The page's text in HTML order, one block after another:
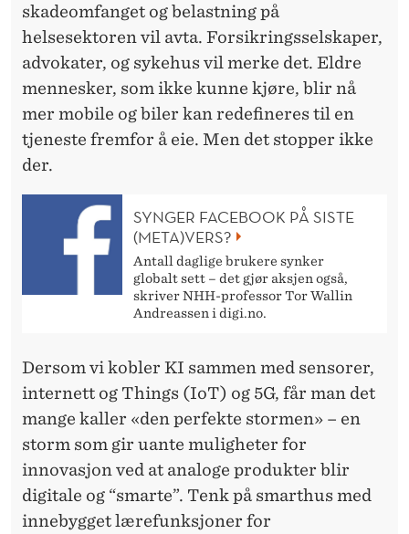
skadeomfanget og belastning på
helsesektoren vil avta. Forsikringsselskaper,
advokater, og sykehus vil merke det. Eldre
mennesker, som ikke kunne kjøre, blir nå
mer mobile og biler kan redefineres til en
tjeneste fremfor å eie. Men det stopper ikke
der.
SYNGER FACEBOOK PÅ SISTE
(META)VERS?
Antall daglige brukere synker
globalt sett – det gjør aksjen også,
skriver NHH-professor Tor Wallin
Andreassen i digi.no.
Dersom vi kobler KI sammen med sensorer,
internett og Things (IoT) og 5G, får man det
mange kaller «den perfekte stormen» – en
storm som gir uante muligheter for
innovasjon ved at analoge produkter blir
digitale og “smarte”. Tenk på smarthus med
innebygget lærefunksjoner for